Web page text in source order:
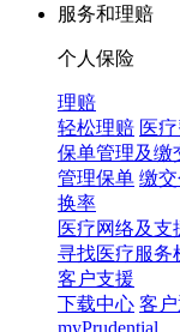
服务和理赔
个人保险
理赔
轻松理赔 医
保单管理及缴
管理保单 缴
换率
医疗网络及支
寻找医疗服务
客户支援
下载中心 客
myPrudential